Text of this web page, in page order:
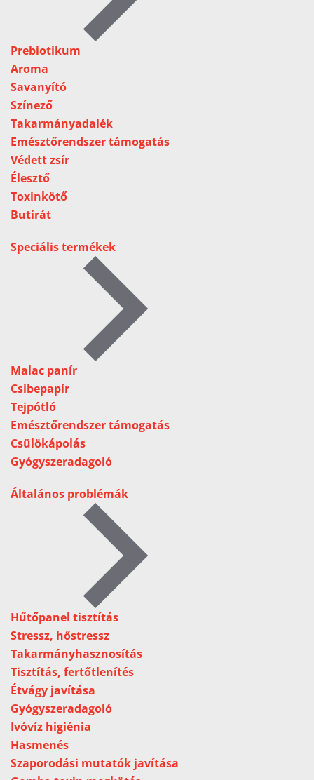
Prebiotikum
Aroma
Savanyító
Színező
Takarmányadalék
Emésztőrendszer támogatás
Védett zsír
Élesztő
Toxinkötő
Butirát
Speciális termékek
Malac panír
Csibepapír
Tejpótló
Emésztőrendszer támogatás
Csülökápolás
Gyógyszeradagoló
Általános problémák
Hűtőpanel tisztítás
Stressz, hőstressz
Takarmányhasznosítás
Tisztítás, fertőtlenítés
Étvágy javítása
Gyógyszeradagoló
Ivóvíz higiénia
Hasmenés
Szaporodási mutatók javítása